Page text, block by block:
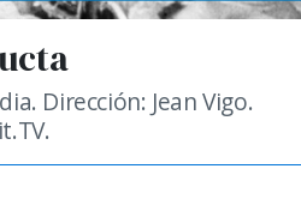
Dirección: Jean Vigo.